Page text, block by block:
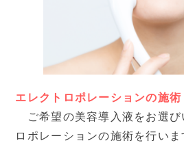
エレクトロポレーションの施術
ご希望の美容導入液をお選び
ロポレーションの施術を行いま